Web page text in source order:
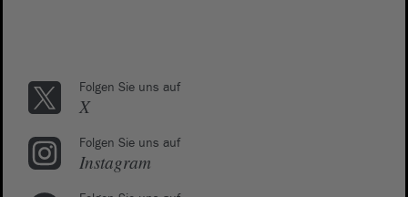
Folgen Sie uns auf
X
Folgen Sie uns auf
Instagram